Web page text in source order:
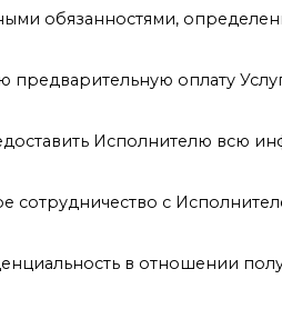
обязанностями,
предварительную оплату
Исполнителю всю
сотрудничество с
в отношении